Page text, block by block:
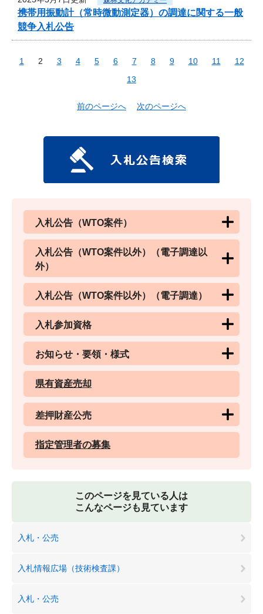
携帯用振動計（常時微動測定器）の調達に関する一般
競争入札公告
1 2 3 4 5 6 7 8 9 10 11
12
13
前のページへ 次のページへ
入札公告（WTO案件）
入札公告（WTO案件以外）（電子調達以
外）
入札公告（WTO案件以外）（電子調達）
入札参加資格
お知らせ・要領・様式
県有資産売却
差押財産公売
指定管理者の募集
このページを見ている人は
こんなページも見ています
入札・公売
入札情報広場（技術検査課）
入札・公売